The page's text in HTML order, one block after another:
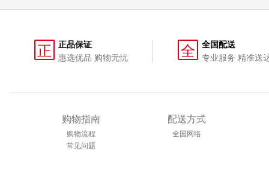
正
正品保证
惠选优品 购物无忧
全
全国配送
专业服务 精准送
购物指南
购物流程
常见问题
配送方式
全国网络